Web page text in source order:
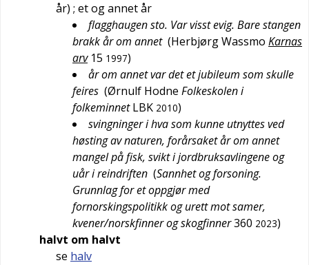
år) ; et og annet år
flagghaugen sto. Var visst evig. Bare stangen
brakk år om annet (Herbjørg Wassmo Karnas
arv 15 1997)
år om annet var det et jubileum som skulle
feires (Ørnulf Hodne Folkeskolen i
folkeminnet LBK 2010)
svingninger i hva som kunne utnyttes ved
høsting av naturen, forårsaket år om annet
mangel på fisk, svikt i jordbruksavlingene og
uår i reindriften (Sannhet og forsoning.
Grunnlag for et oppgjør med
fornorskingspolitikk og urett mot samer,
kvener/norskfinner og skogfinner360 2023)
halvt om halvt
se halv